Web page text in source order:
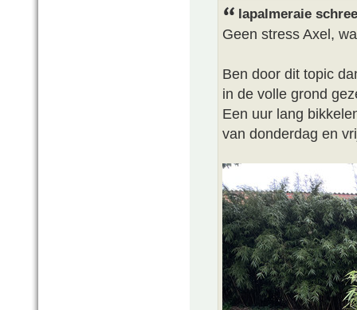
lapalmeraie
Geen stress Axel,
Ben door dit topic
in de volle grond
Een uur lang
van donderdag en